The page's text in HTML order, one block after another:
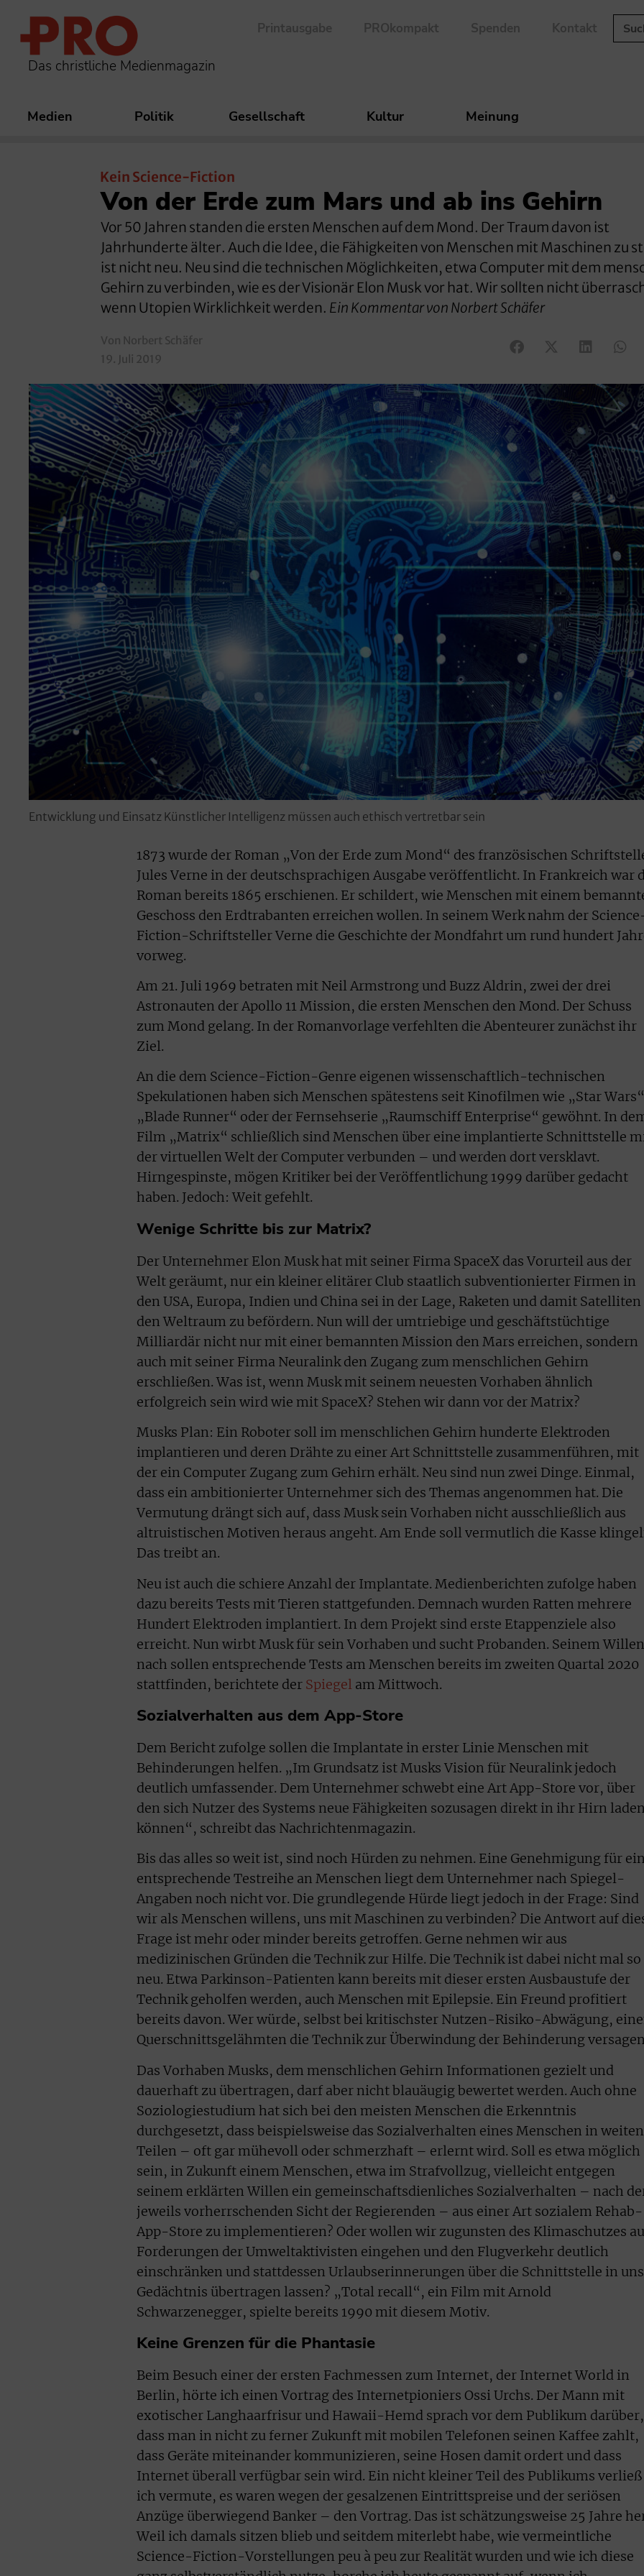
Das christliche Medienmagazin
Printausgabe PROkompakt Spenden Kontakt
Medien Politik Gesellschaft Kultur Meinung
Kein Science-Fiction
Von der Erde zum Mars und ab ins Gehirn
Vor 50 Jahren standen die ersten Menschen auf dem Mond. Der Traum davon ist
Jahrhunderte älter. Auch die Idee, die Fähigkeiten von Menschen mit Maschinen zu
ist nicht neu. Neu sind die technischen Möglichkeiten, etwa Computer mit dem
Gehirn zu verbinden, wie es der Visionär Elon Musk vor hat. Wir sollten nicht
wenn Utopien Wirklichkeit werden. Ein Kommentar von Norbert Schäfer
Von Norbert Schäfer
19. Juli 2019
Entwicklung und Einsatz Künstlicher Intelligenz müssen auch ethisch vertretbar sein
1873 wurde der Roman „Von der Erde zum Mond“ des französischen
Jules Verne in der deutschsprachigen Ausgabe veröffentlicht. In Frankreich war
Roman bereits 1865 erschienen. Er schildert, wie Menschen mit einem
Geschoss den Erdtrabanten erreichen wollen. In seinem Werk nahm der
Fiction-Schriftsteller Verne die Geschichte der Mondfahrt um rund hundert
vorweg.
Am 21. Juli 1969 betraten mit Neil Armstrong und Buzz Aldrin, zwei der drei
Astronauten der Apollo 11 Mission, die ersten Menschen den Mond. Der Schuss
zum Mond gelang. In der Romanvorlage verfehlten die Abenteurer zunächst ihr
Ziel.
An die dem Science-Fiction-Genre eigenen wissenschaftlich-technischen
Spekulationen haben sich Menschen spätestens seit Kinofilmen wie „Star
„Blade Runner“ oder der Fernsehserie „Raumschiff Enterprise“ gewöhnt. In
Film „Matrix“ schließlich sind Menschen über eine implantierte Schnittstelle
der virtuellen Welt der Computer verbunden – und werden dort versklavt.
Hirngespinste, mögen Kritiker bei der Veröffentlichung 1999 darüber gedacht
haben. Jedoch: Weit gefehlt.
Wenige Schritte bis zur Matrix?
Der Unternehmer Elon Musk hat mit seiner Firma SpaceX das Vorurteil aus der
Welt geräumt, nur ein kleiner elitärer Club staatlich subventionierter Firmen in
den USA, Europa, Indien und China sei in der Lage, Raketen und damit
den Weltraum zu befördern. Nun will der umtriebige und geschäftstüchtige
Milliardär nicht nur mit einer bemannten Mission den Mars erreichen, sondern
auch mit seiner Firma Neuralink den Zugang zum menschlichen Gehirn
erschließen. Was ist, wenn Musk mit seinem neuesten Vorhaben ähnlich
erfolgreich sein wird wie mit SpaceX? Stehen wir dann vor der Matrix?
Musks Plan: Ein Roboter soll im menschlichen Gehirn hunderte Elektroden
implantieren und deren Drähte zu einer Art Schnittstelle zusammenführen, mit
der ein Computer Zugang zum Gehirn erhält. Neu sind nun zwei Dinge. Einmal,
dass ein ambitionierter Unternehmer sich des Themas angenommen hat. Die
Vermutung drängt sich auf, dass Musk sein Vorhaben nicht ausschließlich aus
altruistischen Motiven heraus angeht. Am Ende soll vermutlich die Kasse
Das treibt an.
Neu ist auch die schiere Anzahl der Implantate. Medienberichten zufolge haben
dazu bereits Tests mit Tieren stattgefunden. Demnach wurden Ratten mehrere
Hundert Elektroden implantiert. In dem Projekt sind erste Etappenziele also
erreicht. Nun wirbt Musk für sein Vorhaben und sucht Probanden. Seinem Willen
nach sollen entsprechende Tests am Menschen bereits im zweiten Quartal 2020
stattfinden, berichtete der Spiegel am Mittwoch.
Sozialverhalten aus dem App-Store
Dem Bericht zufolge sollen die Implantate in erster Linie Menschen mit
Behinderungen helfen. „Im Grundsatz ist Musks Vision für Neuralink jedoch
deutlich umfassender. Dem Unternehmer schwebt eine Art App-Store vor, über
den sich Nutzer des Systems neue Fähigkeiten sozusagen direkt in ihr Hirn laden
können“, schreibt das Nachrichtenmagazin.
Bis das alles so weit ist, sind noch Hürden zu nehmen. Eine Genehmigung für
entsprechende Testreihe an Menschen liegt dem Unternehmer nach Spiegel-
Angaben noch nicht vor. Die grundlegende Hürde liegt jedoch in der Frage: Sind
wir als Menschen willens, uns mit Maschinen zu verbinden? Die Antwort auf
Frage ist mehr oder minder bereits getroffen. Gerne nehmen wir aus
medizinischen Gründen die Technik zur Hilfe. Die Technik ist dabei nicht mal so
neu. Etwa Parkinson-Patienten kann bereits mit dieser ersten Ausbaustufe der
Technik geholfen werden, auch Menschen mit Epilepsie. Ein Freund profitiert
bereits davon. Wer würde, selbst bei kritischster Nutzen-Risiko-Abwägung,
Querschnittsgelähmten die Technik zur Überwindung der Behinderung
Das Vorhaben Musks, dem menschlichen Gehirn Informationen gezielt und
dauerhaft zu übertragen, darf aber nicht blauäugig bewertet werden. Auch ohne
Soziologiestudium hat sich bei den meisten Menschen die Erkenntnis
durchgesetzt, dass beispielsweise das Sozialverhalten eines Menschen in weiten
Teilen – oft gar mühevoll oder schmerzhaft – erlernt wird. Soll es etwa möglich
sein, in Zukunft einem Menschen, etwa im Strafvollzug, vielleicht entgegen
seinem erklärten Willen ein gemeinschaftsdienliches Sozialverhalten – nach
jeweils vorherrschenden Sicht der Regierenden – aus einer Art sozialem Rehab-
App-Store zu implementieren? Oder wollen wir zugunsten des Klimaschutzes
Forderungen der Umweltaktivisten eingehen und den Flugverkehr deutlich
einschränken und stattdessen Urlaubserinnerungen über die Schnittstelle in
Gedächtnis übertragen lassen? „Total recall“, ein Film mit Arnold
Schwarzenegger, spielte bereits 1990 mit diesem Motiv.
Keine Grenzen für die Phantasie
Beim Besuch einer der ersten Fachmessen zum Internet, der Internet World in
Berlin, hörte ich einen Vortrag des Internetpioniers Ossi Urchs. Der Mann mit
exotischer Langhaarfrisur und Hawaii-Hemd sprach vor dem Publikum darüber,
dass man in nicht zu ferner Zukunft mit mobilen Telefonen seinen Kaffee zahlt,
dass Geräte miteinander kommunizieren, seine Hosen damit ordert und dass
Internet überall verfügbar sein wird. Ein nicht kleiner Teil des Publikums
ich vermute, es waren wegen der gesalzenen Eintrittspreise und der seriösen
Anzüge überwiegend Banker – den Vortrag. Das ist schätzungsweise 25 Jahre
Weil ich damals sitzen blieb und seitdem miterlebt habe, wie vermeintliche
Science-Fiction-Vorstellungen peu à peu zur Realität wurden und wie ich diese